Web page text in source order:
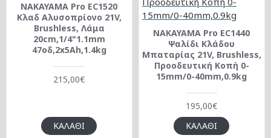
NAKAYAMA Pro EC1520
Κλαδ Αλυσοπρίονο 21V,
Brushless, Λάμα
20cm,1/4"1.1mm
47οδ,2x5Ah,1.4kg
215,00€
ΚΑΛΆΘΙ
NAKAYAMA Pro EC1440
Ψαλίδι Κλάδου
Μπαταρίας 21V, Brushless,
Προοδευτική Κοπή 0-
15mm/0-40mm,0.9kg
195,00€
ΚΑΛΆΘΙ